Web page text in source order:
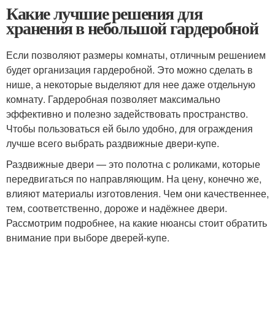
Какие лучшие решения для
хранения в небольшой гардеробной
Если позволяют размеры комнаты, отличным решением
будет организация гардеробной. Это можно сделать в
нише, а некоторые выделяют для нее даже отдельную
комнату. Гардеробная позволяет максимально
эффективно и полезно задействовать пространство.
Чтобы пользоваться ей было удобно, для ограждения
лучше всего выбрать раздвижные двери-купе.
Раздвижные двери — это полотна с роликами, которые
передвигаться по направляющим. На цену, конечно же,
влияют материалы изготовления. Чем они качественнее,
тем, соответственно, дороже и надёжнее двери.
Рассмотрим подробнее, на какие нюансы стоит обратить
внимание при выборе дверей-купе.